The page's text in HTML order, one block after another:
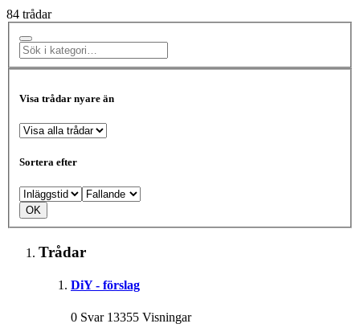
84 trådar
Visa trådar nyare än
Sortera efter
Trådar
DiY - förslag
0 Svar 13355 Visningar